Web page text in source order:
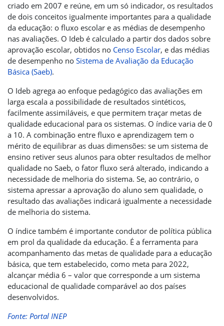
criado em 2007 e reúne, em um só indicador, os resultados
de dois conceitos igualmente importantes para a qualidade
da educação: o fluxo escolar e as médias de desempenho
nas avaliações. O Ideb é calculado a partir dos dados sobre
aprovação escolar, obtidos no Censo Escolar, e das médias
de desempenho no Sistema de Avaliação da Educação
Básica (Saeb).
O Ideb agrega ao enfoque pedagógico das avaliações em
larga escala a possibilidade de resultados sintéticos,
facilmente assimiláveis, e que permitem traçar metas de
qualidade educacional para os sistemas. O índice varia de 0
a 10. A combinação entre fluxo e aprendizagem tem o
mérito de equilibrar as duas dimensões: se um sistema de
ensino retiver seus alunos para obter resultados de melhor
qualidade no Saeb, o fator fluxo será alterado, indicando a
necessidade de melhoria do sistema. Se, ao contrário, o
sistema apressar a aprovação do aluno sem qualidade, o
resultado das avaliações indicará igualmente a necessidade
de melhoria do sistema.
O índice também é importante condutor de política pública
em prol da qualidade da educação. É a ferramenta para
acompanhamento das metas de qualidade para a educação
básica, que tem estabelecido, como meta para 2022,
alcançar média 6 – valor que corresponde a um sistema
educacional de qualidade comparável ao dos países
desenvolvidos.
Fonte: Portal INEP